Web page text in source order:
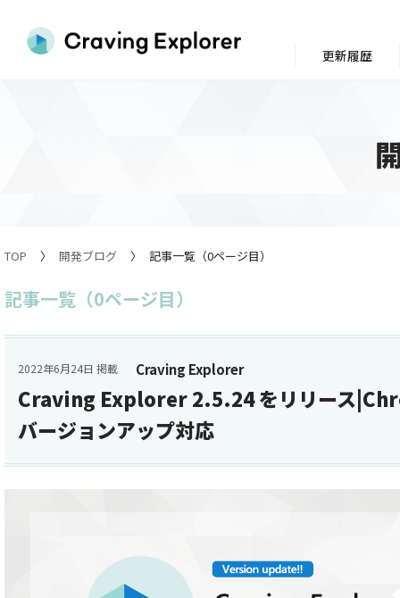
TOP 開発ブログ 記事一覧（0ページ目）
記事一覧（0ページ目）
Craving Explorer
2022年6月24日 掲載
Craving Explorer 2.5.24 をリリース
バージョンアップ対応
更新履歴